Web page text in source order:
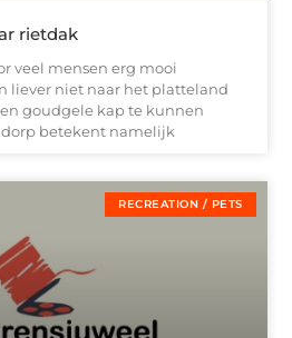
rietdak
veel mensen erg mooi
liever niet naar het platteland
goudgele kap te kunnen
betekent namelijk
RECREATION / PETS